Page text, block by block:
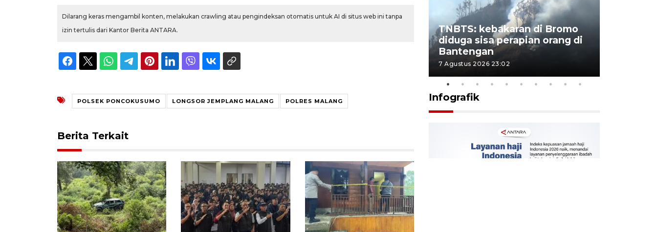
Dilarang keras mengambil konten, melakukan crawling atau pengindeksan otomatis untuk AI di situs web ini tanpa
izin tertulis dari Kantor Berita ANTARA.
POLSEK PONCOKUSUMO LONGSOR JEMPLANG MALANG POLRES MALANG
Berita Terkait
TNBTS: kebakaran di Bromo
diduga sisa perapian orang di
Bantengan
7 Agustus 2026 23:02
Infografik